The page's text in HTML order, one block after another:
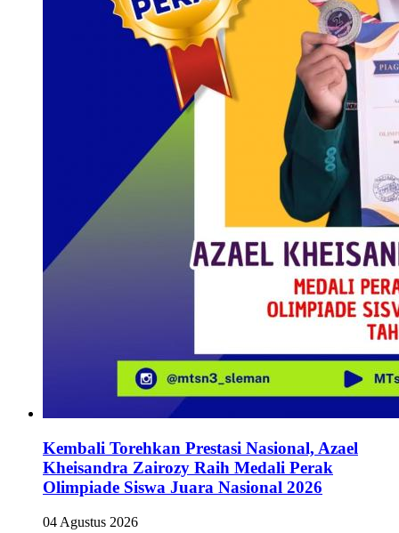
Kembali Torehkan Prestasi Nasional, Azael
Kheisandra Zairozy Raih Medali Perak
Olimpiade Siswa Juara Nasional 2026
04 Agustus 2026